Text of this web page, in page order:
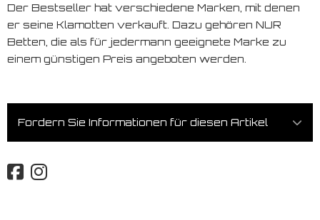
Der Bestseller hat verschiedene Marken, mit denen
er seine Klamotten verkauft. Dazu gehören NUR
Betten, die als für jedermann geeignete Marke zu
einem günstigen Preis angeboten werden.
Fordern Sie Informationen für diesen Artikel